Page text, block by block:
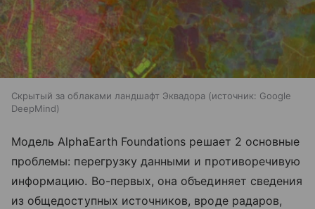
Скрытый за облаками ландшафт Эквадора источник: Google
DeepMind
Модель AlphaEarth Foundations решает 2 основные
проблемы: перегрузку данными и противоречивую
информацию. Во-первых, она объединяет сведения
из общедоступных источников, вроде радаров,